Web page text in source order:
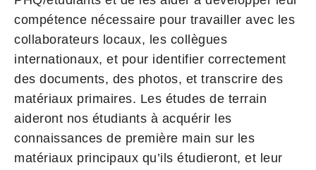
compétence nécessaire pour travailler avec les
collaborateurs locaux, les collègues
internationaux, et pour identifier correctement
des documents, des photos, et transcrire des
matériaux primaires. Les études de terrain
aideront nos étudiants à acquérir les
connaissances de première main sur les
matériaux principaux qu’ils étudieront, et leur